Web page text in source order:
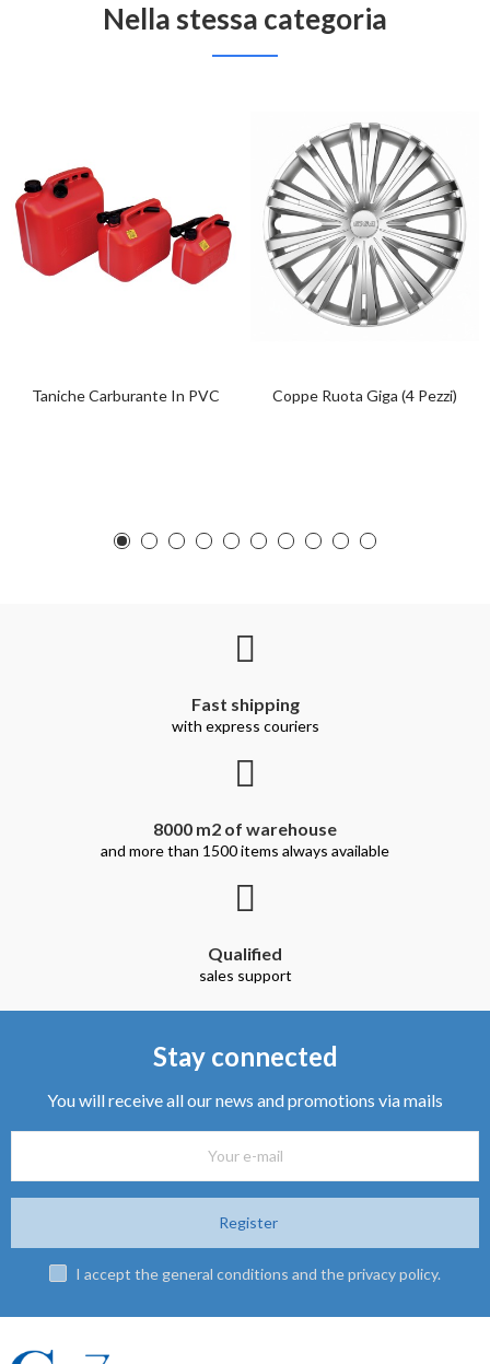
Nella stessa categoria
Taniche Carburante In PVC Coppe Ruota Giga (4 Pezzi)
Fast shipping
with express couriers
8000 m2 of warehouse
and more than 1500 items always available
Qualified
sales support
Stay connected
You will receive all our news and promotions via mails
Register
I accept the general conditions and the privacy policy.